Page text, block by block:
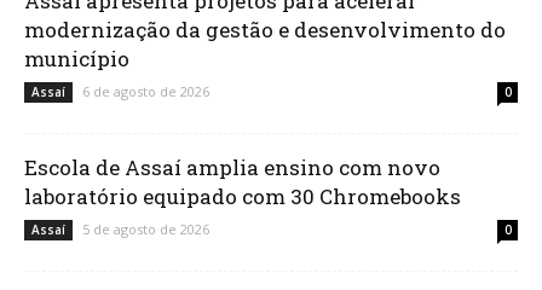
modernização da gestão e desenvolvimento do
município
Assaí 6 de agosto de 2026 0
Escola de Assaí amplia ensino com novo
laboratório equipado com 30 Chromebooks
Assaí 5 de agosto de 2026 0